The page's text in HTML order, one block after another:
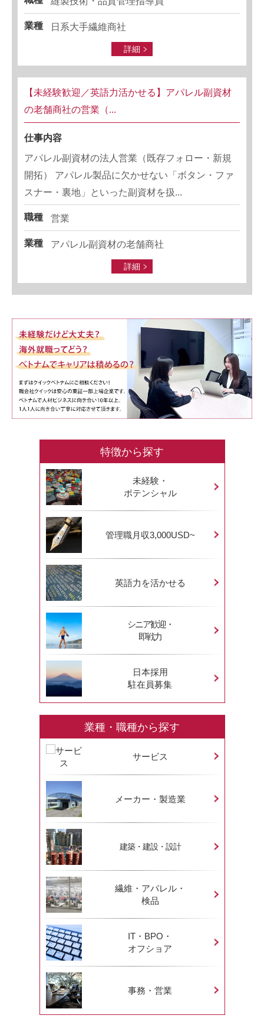
業種 日系大手繊維商社
詳細
【未経験歓迎／英語力活かせる】アパレル副資材
の老舗商社の営業（...
仕事内容
アパレル副資材の法人営業（既存フォロー・新規
開拓） アパレル製品に欠かせない「ボタン・ファ
スナー・裏地」といった副資材を扱...
職種 営業
業種 アパレル副資材の老舗商社
詳細
特徴から探す
未経験・
ポテンシャル
管理職月収3,000USD~
英語力を活かせる
シニア歓迎・
即戦力
日本採用
駐在員募集
業種・職種から探す
サービス
メーカー・製造業
建築・建設・設計
繊維・アパレル・
検品
IT・BPO・
オフショア
事務・営業